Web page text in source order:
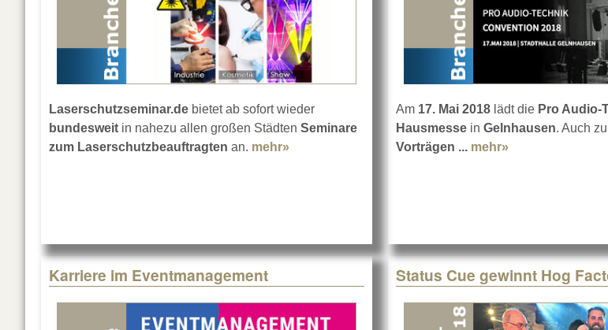
Laserschutzseminar.de bietet ab sofort wieder
bundesweit in nahezu allen großen Städten Seminare
zum Laserschutzbeauftragten an. mehr» about Laserschutzbeauftragter werden
Am 17. Mai 2018 lädt die Pro Audio-
Hausmesse in Gelnhausen. Auch
Vorträgen ... mehr»
Karriere im Eventmanagement Status Cue gewinnt Hog